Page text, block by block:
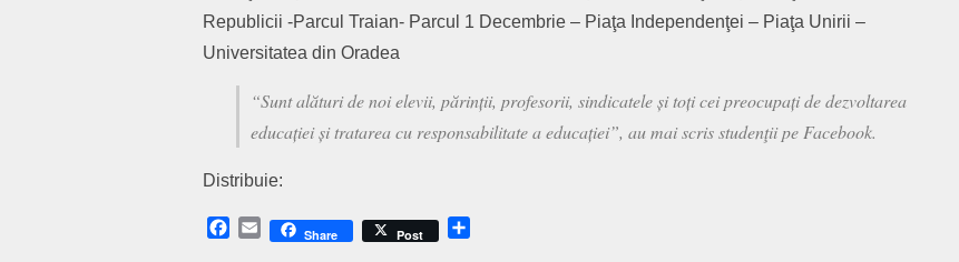
Republicii -Parcul Traian- Parcul 1 Decembrie – Piaţa Independenţei – Piaţa Unirii –
Universitatea din Oradea
“Sunt alături de noi elevii, părinții, profesorii, sindicatele și toți cei preocupați de dezvoltarea
educației și tratarea cu responsabilitate a educației”, au mai scris studenţii pe Facebook.
Distribuie:
Facebook
EmailShare Post